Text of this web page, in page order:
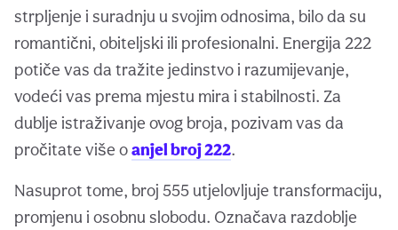
strpljenje i suradnju u svojim odnosima, bilo da su
romantični, obiteljski ili profesionalni. Energija 222
potiče vas da tražite jedinstvo i razumijevanje,
vodeći vas prema mjestu mira i stabilnosti. Za
dublje istraživanje ovog broja, pozivam vas da
pročitate više oanjel broj 222.
Nasuprot tome, broj 555 utjelovljuje transformaciju,
promjenu i osobnu slobodu. Označava razdoblje